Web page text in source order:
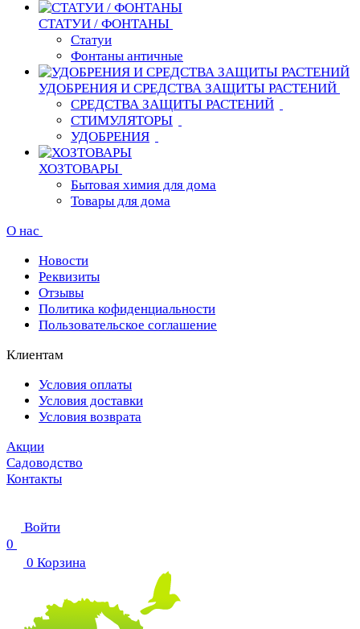
СТАТУИ / ФОНТАНЫ
Статуи
Фонтаны античные
УДОБРЕНИЯ И СРЕДСТВА ЗАЩИТЫ РАСТЕНИЙ
СРЕДСТВА ЗАЩИТЫ РАСТЕНИЙ
СТИМУЛЯТОРЫ
УДОБРЕНИЯ
ХОЗТОВАРЫ
Бытовая химия для дома
Товары для дома
О нас
Новости
Реквизиты
Отзывы
Политика кофиденциальности
Пользовательское соглашение
Клиентам
Условия оплаты
Условия доставки
Условия возврата
Акции
Садоводство
Контакты
Войти
0
0 Корзина